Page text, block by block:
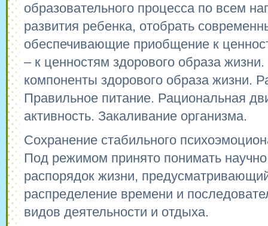
образовательного процесса по всем
развития ребенка, отобрать
обеспечивающие приобщение к
– к ценностям здорового образа
компоненты здорового образа жизни.
Правильное питание. Рациональная
активность. Закаливание организма.
Сохранение стабильного
Под режимом принято понимать
распорядок жизни,
распределение времени и
видов деятельности и отдыха.